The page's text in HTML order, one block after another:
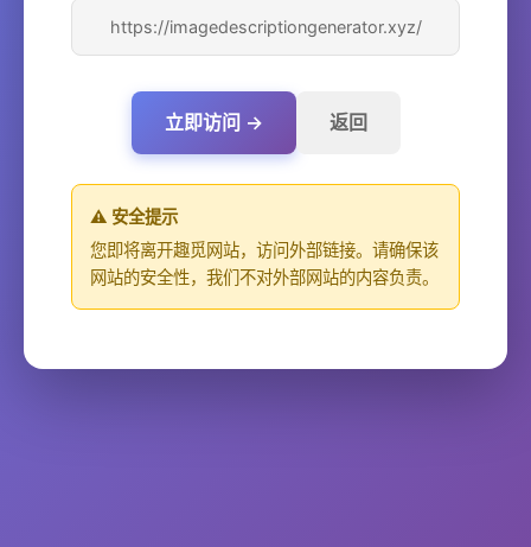
https://imagedescriptiongenerator.xyz/
立即访问 → 返回
⚠️ 安全提示
您即将离开趣觅网站，访问外部链接。请确保该
网站的安全性，我们不对外部网站的内容负责。